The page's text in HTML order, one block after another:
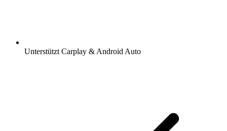
Unterstützt Carplay & Android Auto